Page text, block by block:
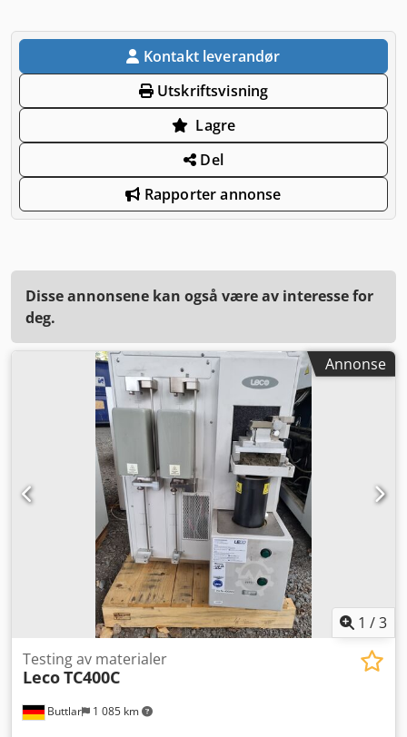
Kontakt leverandør
Utskriftsvisning
Lagre
Del
Rapporter annonse
Disse annonsene kan også være av interesse for
deg.
Annonse
1 /3
Buttlar 1 085 km
Testing av materialer
LecoTC400C